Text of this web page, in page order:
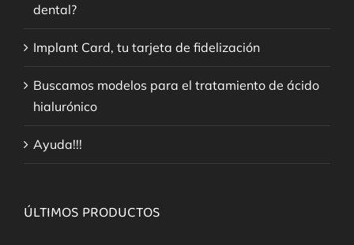
dental?
Implant Card, tu tarjeta de fidelización
Buscamos modelos para el tratamiento de ácido
hialurónico
Ayuda!!!
ÚLTIMOS PRODUCTOS